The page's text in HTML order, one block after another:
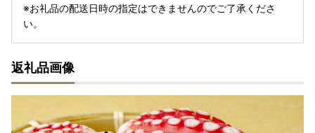
※お礼品の配送日時の指定はできませんのでご了承くださ
い。
返礼品画像